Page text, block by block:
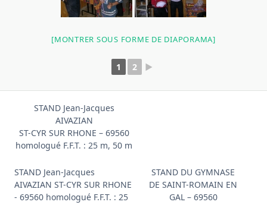
[MONTRER SOUS FORME DE DIAPORAMA]
1 2 ►
STAND Jean-Jacques
AIVAZIAN
ST-CYR SUR RHONE – 69560
homologué F.F.T. : 25 m, 50 m
STAND Jean-Jacques
AIVAZIAN ST-CYR SUR RHONE
- 69560 homologué F.F.T. : 25
STAND DU GYMNASE
DE SAINT-ROMAIN EN
GAL – 69560